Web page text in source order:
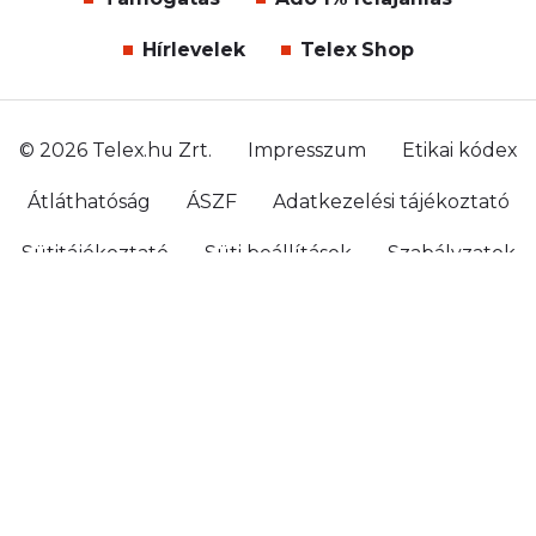
Hírlevelek Telex Shop
© 2026 Telex.hu Zrt. Impresszum Etikai kódex
Átláthatóság ÁSZF Adatkezelési tájékoztató
Sütitájékoztató Süti beállítások Szabályzatok